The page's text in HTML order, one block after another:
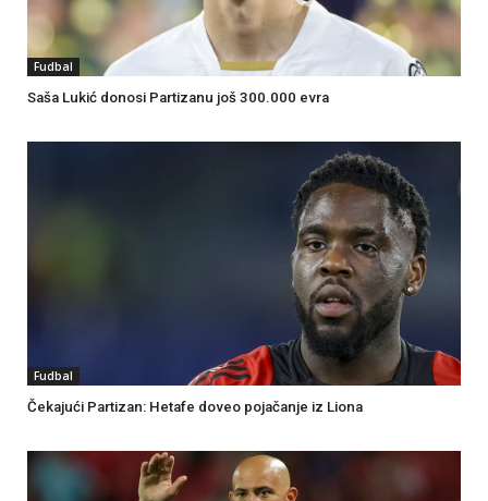
Fudbal
Saša Lukić donosi Partizanu još 300.000 evra
Fudbal
Čekajući Partizan: Hetafe doveo pojačanje iz Liona